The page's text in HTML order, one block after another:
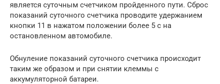
является суточным счетчиком пройденного пути. Сброс
показаний суточного счетчика проводите удержанием
кнопки 11 в нажатом положении более 5 с на
остановленном автомобиле.
Обнуление показаний суточного счетчика происходит
таким же образом и при снятии клеммы с
аккумуляторной батареи.